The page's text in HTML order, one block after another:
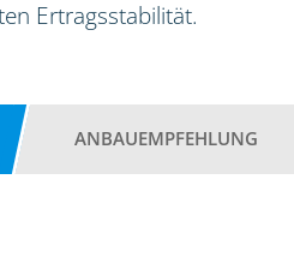
Ertragsstabilität.
ANBAUEMPFEHLUNG